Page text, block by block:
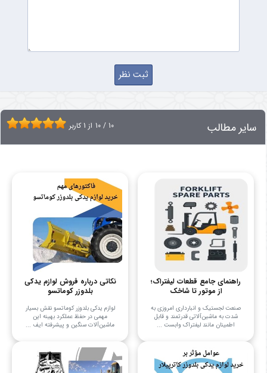
سایر مطالب 10 / 10 از 1 کاربر
راهنمای جامع قطعات لیفتراک؛
از موتور تا شاخک
صنعت لجستیک و انبارداری امروزی به
شدت به ماشین‌آلاتی قدرتمند و قابل
اطمینان مانند لیفتراک وابست ...
نکاتی درباره فروش لوازم یدکی
بلدوزر کوماتسو
لوازم یدکی بلدوزر کوماتسو نقش بسیار
مهمی در حفظ عملکرد بهینه این
ماشین‌آلات سنگین و پیشرفته ایف ...